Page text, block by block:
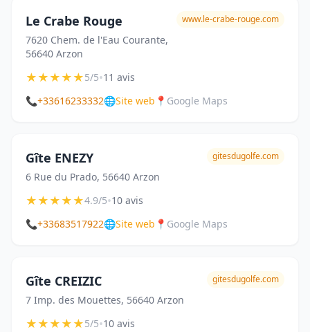
Le Crabe Rouge
7620 Chem. de l'Eau Courante,
56640 Arzon
www.le-crabe-rouge.com
★★★★★5/5•11 avis
📞+33616233332🌐Site web 📍 Google Maps
Gîte ENEZY
6 Rue du Prado, 56640 Arzon
gitesdugolfe.com
★★★★★4.9/5•10 avis
📞+33683517922🌐Site web 📍 Google Maps
Gîte CREIZIC
7 Imp. des Mouettes, 56640 Arzon
gitesdugolfe.com
★★★★★5/5•10 avis